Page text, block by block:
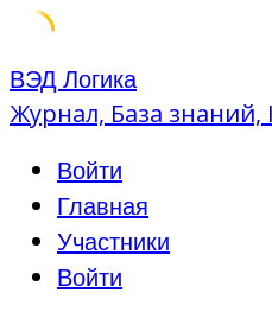
Skip
to
ВЭД Логика
Журнал, База знаний,
Войти
Главная
Участники
Войти